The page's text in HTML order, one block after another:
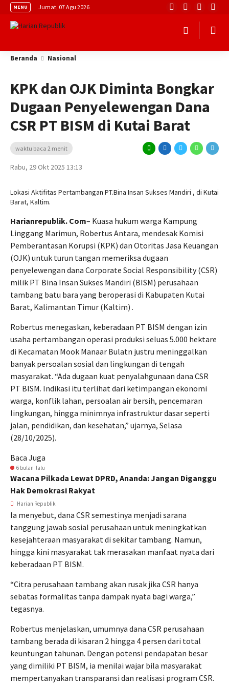
MENU Jumat, 07 Agu 2026
Beranda Nasional
KPK dan OJK Diminta Bongkar
Dugaan Penyelewengan Dana
CSR PT BISM di Kutai Barat
waktu baca 2 menit
Rabu, 29 Okt 2025 13:13
Lokasi Aktifitas Pertambangan PT.Bina Insan Sukses Mandiri , di Kutai
Barat, Kaltim.
Harianrepublik. Com– Kuasa hukum warga Kampung
Linggang Marimun, Robertus Antara, mendesak Komisi
Pemberantasan Korupsi (KPK) dan Otoritas Jasa Keuangan
(OJK) untuk turun tangan memeriksa dugaan
penyelewengan dana Corporate Social Responsibility (CSR)
milik PT Bina Insan Sukses Mandiri (BISM) perusahaan
tambang batu bara yang beroperasi di Kabupaten Kutai
Barat, Kalimantan Timur (Kaltim) .
Robertus menegaskan, keberadaan PT BISM dengan izin
usaha pertambangan operasi produksi seluas 5.000 hektare
di Kecamatan Mook Manaar Bulatn justru meninggalkan
banyak persoalan sosial dan lingkungan di tengah
masyarakat. “Ada dugaan kuat penyalahgunaan dana CSR
PT BISM. Indikasi itu terlihat dari ketimpangan ekonomi
warga, konflik lahan, persoalan air bersih, pencemaran
lingkungan, hingga minimnya infrastruktur dasar seperti
jalan, pendidikan, dan kesehatan,” ujarnya, Selasa
(28/10/2025).
Baca Juga
6 bulan lalu
Wacana Pilkada Lewat DPRD, Ananda: Jangan Diganggu
Hak Demokrasi Rakyat
Harian Republik
Ia menyebut, dana CSR semestinya menjadi sarana
tanggung jawab sosial perusahaan untuk meningkatkan
kesejahteraan masyarakat di sekitar tambang. Namun,
hingga kini masyarakat tak merasakan manfaat nyata dari
keberadaan PT BISM.
“Citra perusahaan tambang akan rusak jika CSR hanya
sebatas formalitas tanpa dampak nyata bagi warga,”
tegasnya.
Robertus menjelaskan, umumnya dana CSR perusahaan
tambang berada di kisaran 2 hingga 4 persen dari total
keuntungan tahunan. Dengan potensi pendapatan besar
yang dimiliki PT BISM, ia menilai wajar bila masyarakat
mempertanyakan transparansi dan realisasi program CSR.